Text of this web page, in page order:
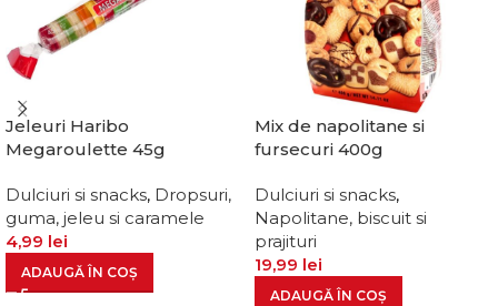
Jeleuri Haribo
Megaroulette 45g
Dulciuri si snacks, Dropsuri,
guma, jeleu si caramele
4,99 lei
ADAUGĂ ÎN COȘ
Mix de napolitane si
fursecuri 400g
Dulciuri si snacks,
Napolitane, biscuit si
prajituri
19,99 lei
ADAUGĂ ÎN COȘ